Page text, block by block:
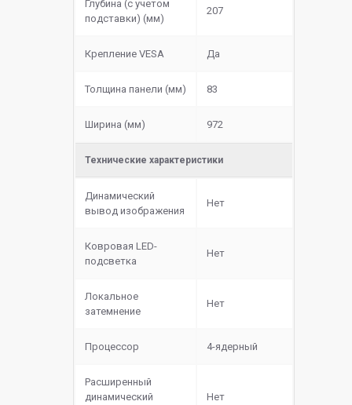
Глубина (с учетом
подставки) (мм)
207
Крепление VESA Да
Толщина панели (мм) 83
Ширина (мм) 972
Технические характеристики
Динамический
вывод изображения
Нет
Ковровая LED-
подсветка
Нет
Локальное
затемнение
Нет
Процессор 4-ядерный
Расширенный
динамический
Нет